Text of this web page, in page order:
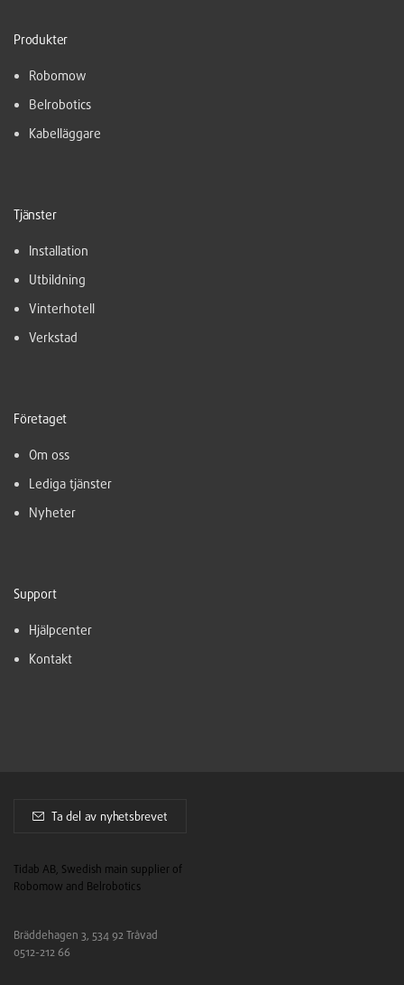
Produkter
Robomow
Belrobotics
Kabelläggare
Tjänster
Installation
Utbildning
Vinterhotell
Verkstad
Företaget
Om oss
Lediga tjänster
Nyheter
Support
Hjälpcenter
Kontakt
Ta del av nyhetsbrevet
Tidab AB, Swedish main supplier of
Robomow and Belrobotics
Bräddehagen 3, 534 92 Tråvad
0512-212 66